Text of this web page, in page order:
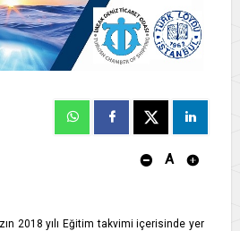
A
Eğitim takvimi içerisinde yer